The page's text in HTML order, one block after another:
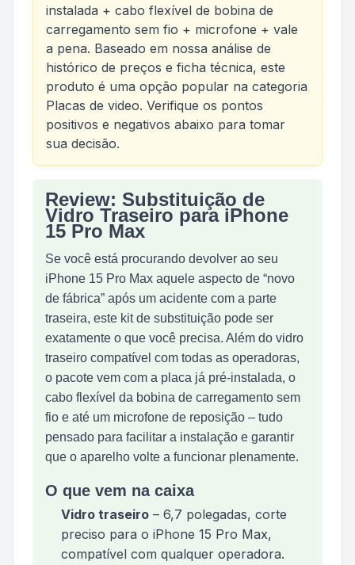
instalada + cabo flexível de bobina de
carregamento sem fio + microfone + vale
a pena. Baseado em nossa análise de
histórico de preços e ficha técnica, este
produto é uma opção popular na categoria
Placas de video. Verifique os pontos
positivos e negativos abaixo para tomar
sua decisão.
Análise do produtoSubstituição de vidro
Review: Substituição de
Vidro Traseiro para iPhone
15 Pro Max
Se você está procurando devolver ao seu
iPhone 15 Pro Max aquele aspecto de “novo
de fábrica” após um acidente com a parte
traseira, este kit de substituição pode ser
exatamente o que você precisa. Além do vidro
traseiro compatível com todas as operadoras,
o pacote vem com a placa já pré‑instalada, o
cabo flexível da bobina de carregamento sem
fio e até um microfone de reposição – tudo
pensado para facilitar a instalação e garantir
que o aparelho volte a funcionar plenamente.
O que vem na caixa
Vidro traseiro – 6,7 polegadas, corte
preciso para o iPhone 15 Pro Max,
compatível com qualquer operadora.